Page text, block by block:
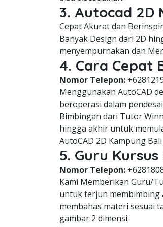
3. Autocad 2D
Cepat Akurat dan
Banyak Design dari 2D
menyempurnakan dan
4. Cara Cepat
Nomor Telepon:
Menggunakan AutoCAD
beroperasi dalam
Bimbingan dari Tutor
hingga akhir untuk
AutoCAD 2D Kampung
5. Guru
Nomor Telepon:
Kami Memberikan Guru/
untuk terjun membimbing
membahas materi sesuai
gambar 2 dimensi.